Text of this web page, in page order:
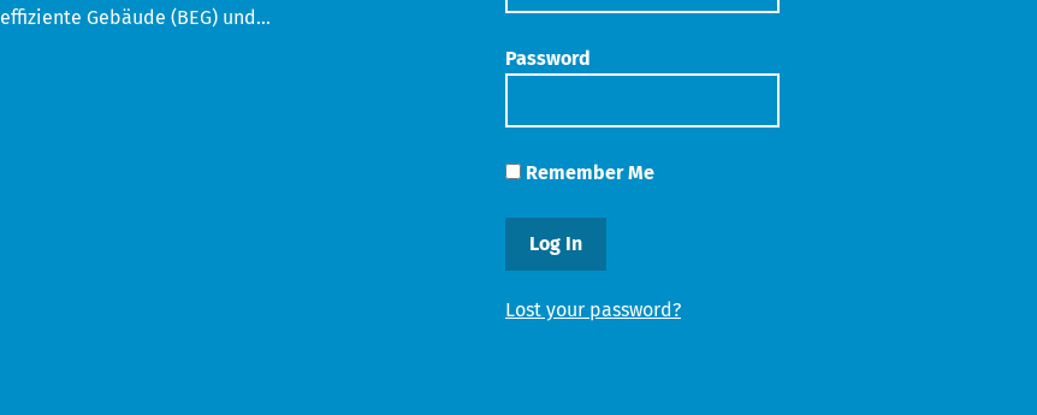
effiziente Gebäude (BEG) und...
Password
Remember Me
Lost your password?